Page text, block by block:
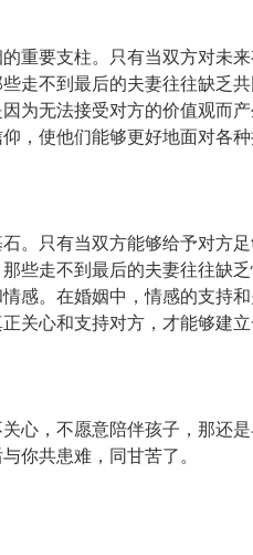
重要支柱。只有当双方对未
走不到最后的夫妻往往缺乏
为无法接受对方的价值观而
，使他们能够更好地面对各种
。只有当双方能够给予对方
些走不到最后的夫妻往往缺
感。在婚姻中，情感的支持
关心和支持对方，才能够建立
心，不愿意陪伴孩子，那还
你共患难，同甘苦了。